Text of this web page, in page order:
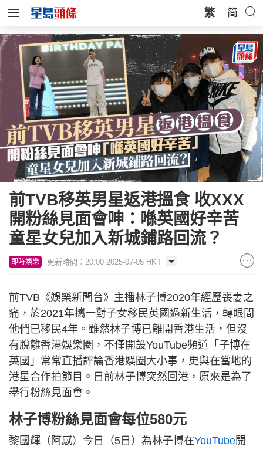
繁 简
前TVB移英男星返港搵食 收XXX
開粉絲見面會呻：喺英國好辛苦
童星女兒加入新城鋪路回流？
即時娛樂 更新時間：20:00 2025-07-05 HKT
前TVB《娛樂新聞台》主播林子博2020年經歷喪妻之
痛，於2021年攜一對子女移民英國過新生活，轉眼間
他們已移民4年。雖然林子博已離開香港生活，但沒
有脫離香港娛樂圈，不僅開設YouTube頻道「子博在
英國」常常直播評論香港娛圈大小事，更與在當地的
港星合作拍節目。日前林子博突然回港，原來是為了
舉行粉絲見面會。
林子博粉絲見面會每位580元
黎國輝（阿感）今日（5日）為林子博在YouTube開